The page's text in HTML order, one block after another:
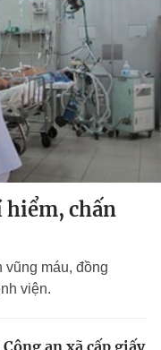
hiểm, chấn
vũng máu, đồng
viện.
an xã cấp giấy